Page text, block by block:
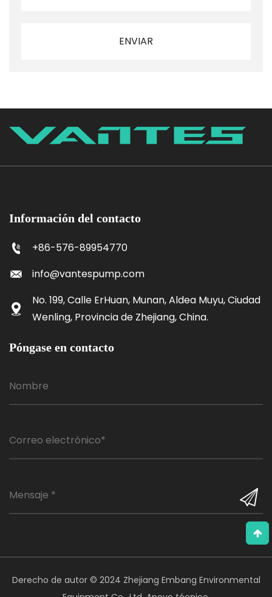
ENVIAR
Información del contacto
+86-576-89954770
info@vantespump.com
No. 199, Calle ErHuan, Munan, Aldea Muyu, Ciudad
Wenling, Provincia de Zhejiang, China.
Póngase en contacto
Derecho de autor © 2024 Zhejiang Embang Environmental